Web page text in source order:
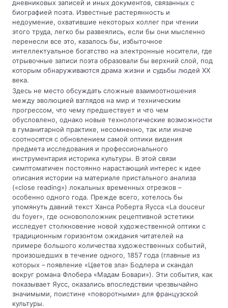
дневниковых записей и иных документов, связанных с
биографией поэта. Известные растерянность и
недоумение, охватившие некоторых коллег при чтении
этого труда, легко бы развеялись, если бы они мысленно
перенесли все это, казалось бы, избыточное
интеллектуальное богатство на электронные носители, где
отрывочные записи поэта образовали бы верхний слой, под
которым обнаруживаются драма жизни и судьбы людей XX
века.
Здесь не место обсуждать сложные взаимоотношения
между эволюцией взглядов на мир и техническим
прогрессом, что чему предшествует и что чем
обусловлено, однако новые технологические возможности
в гуманитарной практике, несомненно, так или иначе
соотносятся с обновлением самой оптики видения
предмета исследования и профессионального
инструментария историка культуры. В этой связи
симптоматичен постоянно нарастающий интерес к идее
описания истории на материале пристального анализа
(«close reading») локальных временных отрезков –
особенно одного года. Прежде всего, хотелось бы
упомянуть давний текст Ханса Роберта Яусса «La douceur
du foyer», где основоположник рецептивной эстетики
исследует столкновение новой художественной оптики с
традиционным горизонтом ожидания читателей на
примере большого количества художественных событий,
произошедших в течение одного, 1857 года (главные из
которых – появление «Цветов зла» Бодлера и скандал
вокруг романа Флобера «Мадам Бовари»). Эти события, как
показывает Яусс, оказались впоследствии чрезвычайно
значимыми, поистине «поворотными» для французской
культуры.